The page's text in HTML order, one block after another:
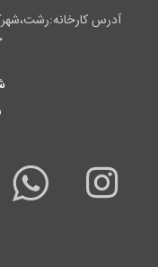
آدرس